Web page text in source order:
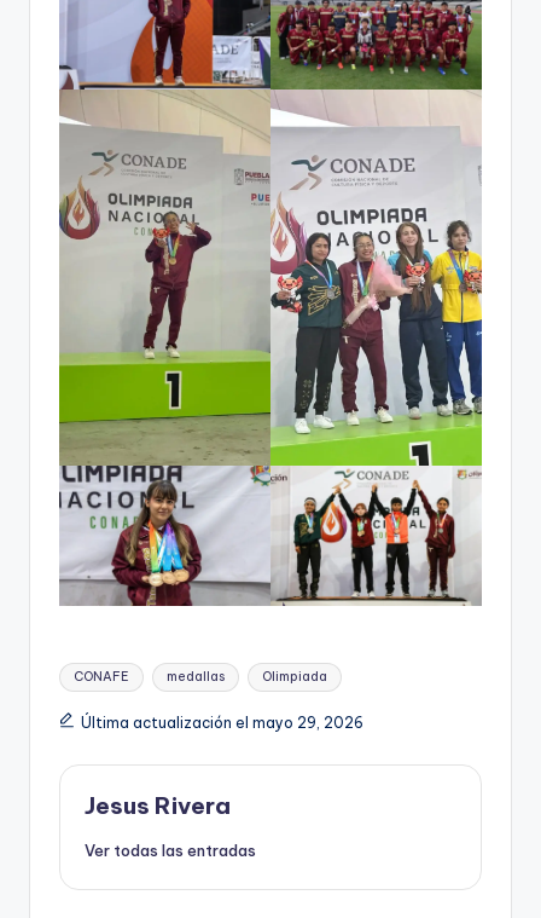
Etiquetas:
CONAFE medallas Olimpiada
Última actualización el mayo 29, 2026
Jesus Rivera
Ver todas las entradas